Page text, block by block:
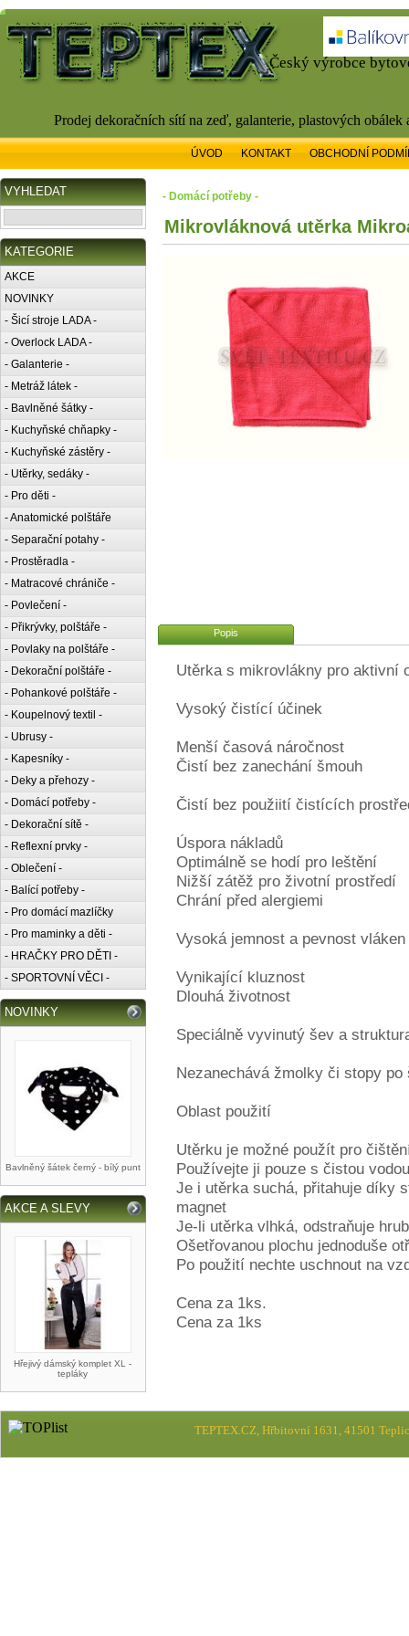
Český výrobce
Prodej dekoračních sítí na zeď, galanterie, plastových
ÚVOD KONTAKT OBCHODNÍ
VYHLEDAT
KATEGORIE
AKCE
NOVINKY
- Šicí stroje LADA -
- Overlock LADA -
- Galanterie -
- Metráž látek -
- Bavlněné šátky -
- Kuchyňské chňapky -
- Kuchyňské zástěry -
- Utěrky, sedáky -
- Pro děti -
- Anatomické polštáře
- Separační potahy -
- Prostěradla -
- Matracové chrániče -
- Povlečení -
- Přikrývky, polštáře -
- Povlaky na polštáře -
- Dekorační polštáře -
- Pohankové polštáře -
- Koupelnový textil -
- Ubrusy -
- Kapesníky -
- Deky a přehozy -
- Domácí potřeby -
- Dekorační sítě -
- Reflexní prvky -
- Oblečení -
- Balící potřeby -
- Pro domácí mazlíčky
- Pro maminky a děti -
- HRAČKY PRO DĚTI -
- SPORTOVNÍ VĚCI -
NOVINKY
Bavlněný šátek černý - bílý punt
AKCE A SLEVY
Hřejivý dámský komplet XL -
tepláky
- Domácí potřeby -
Mikrovláknová utěrka
Popis
Utěrka s mikrovlákny pro aktivní
Vysoký čistící účinek
Menší časová náročnost
Čistí bez zanechání šmouh
Čistí bez použiití čistících
Úspora nákladů
Optimálně se hodí pro leštění
Nižší zátěž pro životní prostředí
Chrání před alergiemi
Vysoká jemnost a pevnost vláken
Vynikající kluznost
Dlouhá životnost
Speciálně vyvinutý šev a
Nezanechává žmolky či stopy
Oblast použití
Utěrku je možné použít pro
Používejte ji pouze s čistou vodou
Je i utěrka suchá, přitahuje díky
magnet
Je-li utěrka vlhká, odstraňuje
Ošetřovanou plochu jednoduše
Po použití nechte uschnout na
Cena za 1ks.
Cena za 1ks
TEPTEX.CZ, Hřbitovní 1631, 41501